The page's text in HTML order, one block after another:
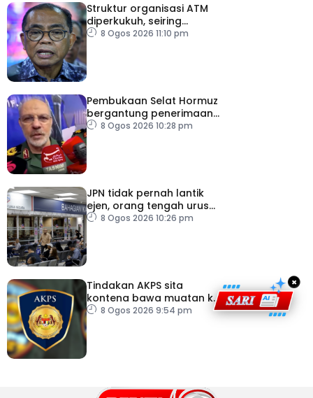
Struktur organisasi ATM
diperkukuh, seiring
pemodenan aset
8 Ogos 2026 11:10 pm
Pembukaan Selat Hormuz
bergantung penerimaan
AS – IRGC
8 Ogos 2026 10:28 pm
JPN tidak pernah lantik
ejen, orang tengah urus
dokumentasi
8 Ogos 2026 10:26 pm
Tindakan AKPS sita
kontena bawa muatan ke
Israel bukti ketegasan
8 Ogos 2026 9:54 pm
×